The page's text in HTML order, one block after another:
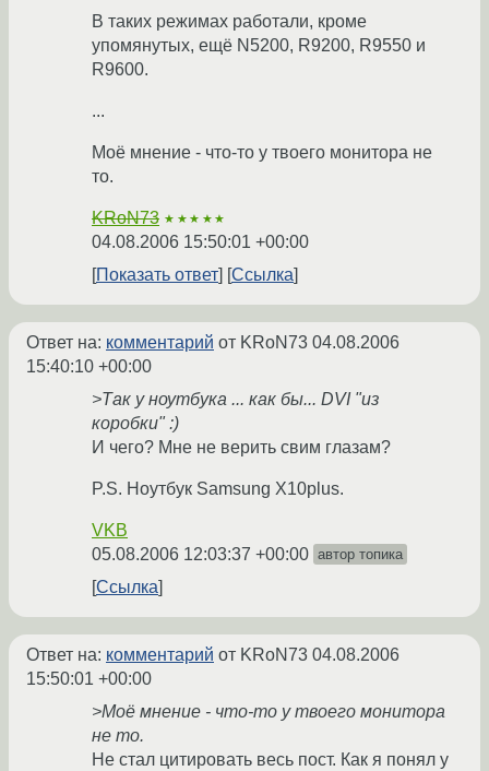
В таких режимах работали, кроме
упомянутых, ещё N5200, R9200, R9550 и
R9600.
...
Моё мнение - что-то у твоего монитора не
то.
KRoN73 ★★★★★
04.08.2006 15:50:01 +00:00
Показать ответ
Ссылка
Ответ на: комментарий от KRoN73 04.08.2006
15:40:10 +00:00
>Так у ноутбука ... как бы... DVI "из
коробки" :)
И чего? Мне не верить свим глазам?
P.S. Ноутбук Samsung X10plus.
VKB
05.08.2006 12:03:37 +00:00 автор топика
Ссылка
Ответ на: комментарий от KRoN73 04.08.2006
15:50:01 +00:00
>Моё мнение - что-то у твоего монитора
не то.
Не стал цитировать весь пост. Как я понял у